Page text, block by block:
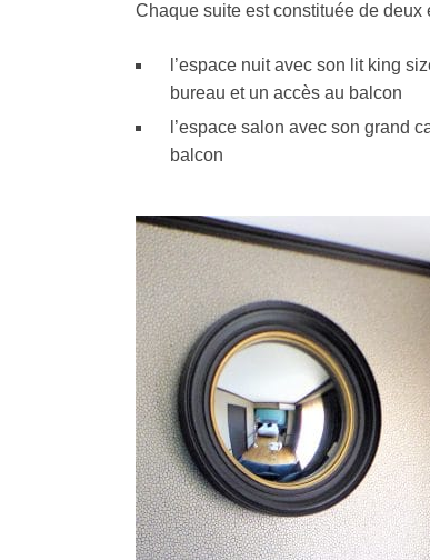
Chaque suite est constituée de
l’espace nuit avec son lit king
bureau et un accès au balcon
l’espace salon avec son grand
balcon